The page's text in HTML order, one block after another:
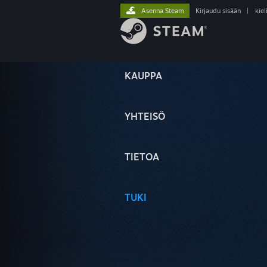
KAUPPA
YHTEISÖ
TIETOA
TUKI
Asenna Steam Kirjaudu sisään kieli